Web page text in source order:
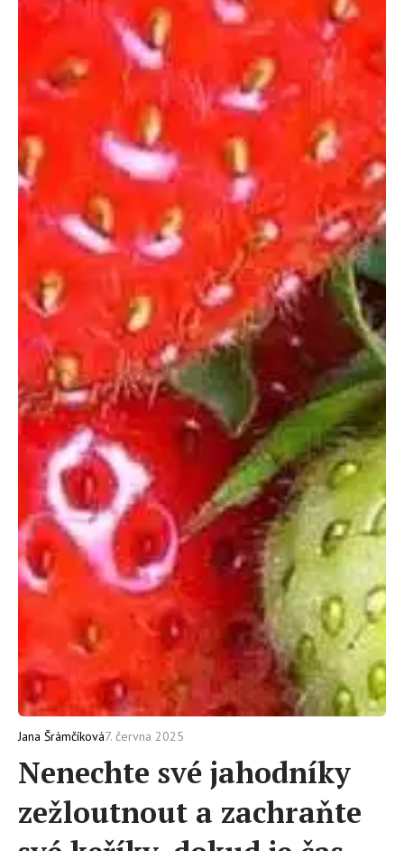
Jana Šrámčíková7. června 2025
Nenechte své jahodníky
zežloutnout a zachraňte